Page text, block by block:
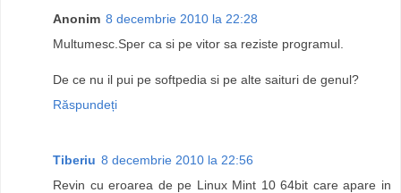
Anonim 8 decembrie 2010 la 22:28
Multumesc.Sper ca si pe vitor sa reziste programul.
De ce nu il pui pe softpedia si pe alte saituri de genul?
Răspundeți
Tiberiu 8 decembrie 2010 la 22:56
Revin cu eroarea de pe Linux Mint 10 64bit care apare in